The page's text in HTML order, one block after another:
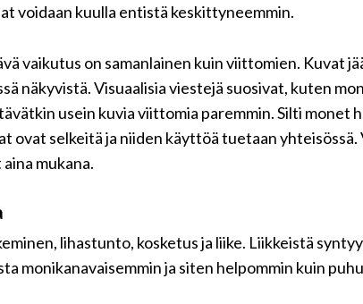
voidaan kuulla entistä keskittyneemmin.
vaikutus on samanlainen kuin viittomien. Kuvat
näkyvistä. Visuaalisia viestejä suosivat, kuten
usein kuvia viittomia paremmin. Silti monet
ovat selkeitä ja niiden käyttöä tuetaan
mukana.
lihastunto, kosketus ja liike. Liikkeistä
monikanavaisemmin ja siten helpommin kuin